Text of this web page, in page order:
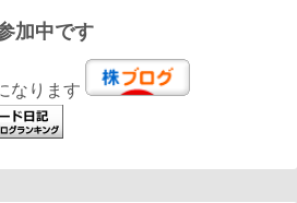
加中です
なります